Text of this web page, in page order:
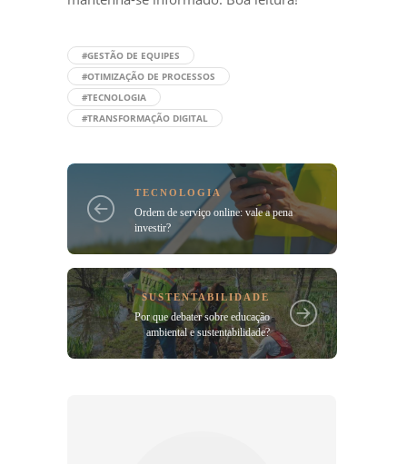
#GESTÃO DE EQUIPES
#OTIMIZAÇÃO DE PROCESSOS
#TECNOLOGIA
#TRANSFORMAÇÃO DIGITAL
TECNOLOGIA
Ordem de serviço online: vale a pena
investir?
SUSTENTABILIDADE
Por que debater sobre educação
ambiental e sustentabilidade?